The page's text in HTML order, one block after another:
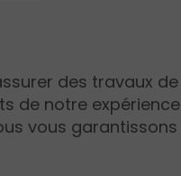
des travaux de
de notre expérience
vous garantissons